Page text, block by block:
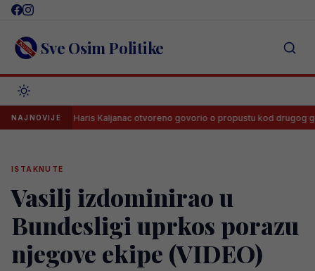
Skip
content Sve Osim Politike
NAJNOVIJE
Haris Kaljanac otvoreno govorio o propustu kod drugog gola Borca
ISTAKNUTE
Vasilj izdominirao u
Bundesligi uprkos porazu
njegove ekipe (VIDEO)